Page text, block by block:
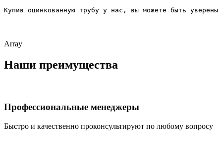
Купив оцинкованную трубу у нас, вы можете быть
Array
Наши преимущества
Профессиональные менеджеры
Быстро и качественно проконсультируют по любому вопросу